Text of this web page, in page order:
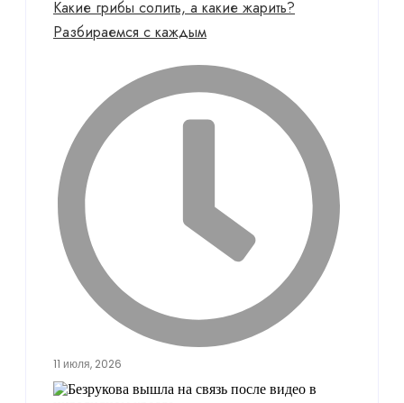
Какие грибы солить, а какие жарить?
Разбираемся с каждым
11 июля, 2026